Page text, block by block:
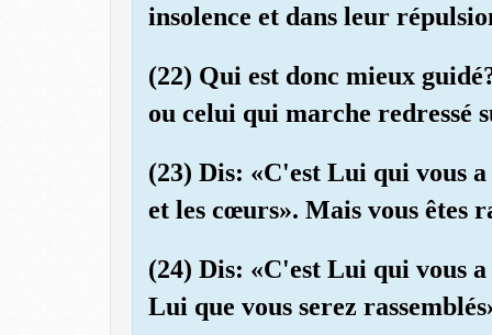
insolence et dans leur
(22) Qui est donc mieux
ou celui qui marche redressé
(23) Dis: «C'est Lui qui vous
et les cœurs». Mais vous êtes
(24) Dis: «C'est Lui qui vous
Lui que vous serez